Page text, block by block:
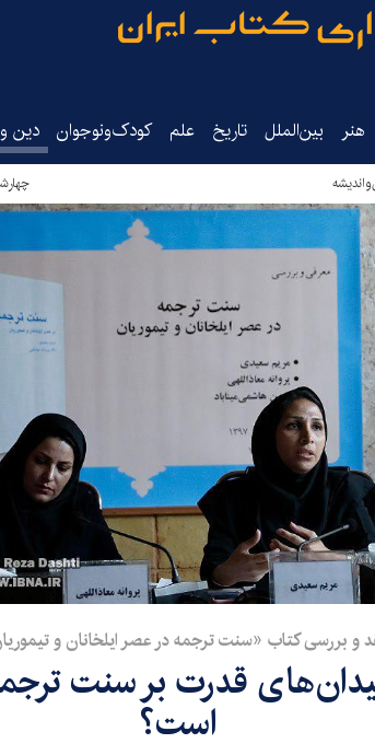
هنر بین‌الملل تاریخ‌ علم کودک‌ونوجوان دین
چهارشنبه ۱۳ تیر
بررسی کتاب «سنت ترجمه در عصر ایلخانان و
قدرت بر سنت
است؟